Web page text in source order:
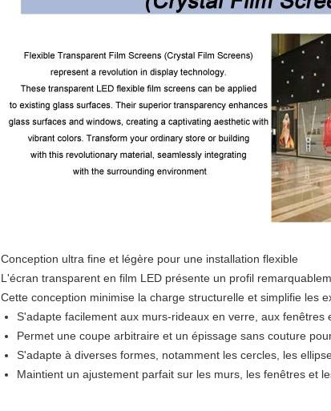
Conception ultra fine et légère pour une installation flexible
L'écran transparent en film LED présente un profil
Cette conception minimise la charge structurelle et simplifie les
S'adapte facilement aux murs-rideaux en verre, aux fenêtres
Permet une coupe arbitraire et un épissage sans couture
S'adapte à diverses formes, notamment les cercles, les
Maintient un ajustement parfait sur les murs, les fenêtres et